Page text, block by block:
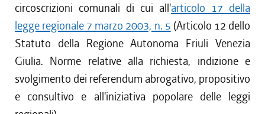
circoscrizioni comunali di cui all'articolo 17 della
legge regionale 7 marzo 2003, n. 5 (Articolo 12 dello
Statuto della Regione Autonoma Friuli Venezia
Giulia. Norme relative alla richiesta, indizione e
svolgimento dei referendum abrogativo, propositivo
e consultivo e all'iniziativa popolare delle leggi